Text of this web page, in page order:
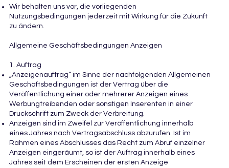
Wir behalten uns vor, die vorliegenden
Nutzungsbedingungen jederzeit mit Wirkung für die Zukunft
zu ändern.
Allgemeine Geschäftsbedingungen Anzeigen
1. Auftrag
„Anzeigenauftrag“ im Sinne der nachfolgenden Allgemeinen
Geschäftsbedingungen ist der Vertrag über die
Veröffentlichung einer oder mehrerer Anzeigen eines
Werbungtreibenden oder sonstigen Inserenten in einer
Druckschrift zum Zweck der Verbreitung.
Anzeigen sind im Zweifel zur Veröffentlichung innerhalb
eines Jahres nach Vertragsabschluss abzurufen. Ist im
Rahmen eines Abschlusses das Recht zum Abruf einzelner
Anzeigen eingeräumt, so ist der Auftrag innerhalb eines
Jahres seit dem Erscheinen der ersten Anzeige